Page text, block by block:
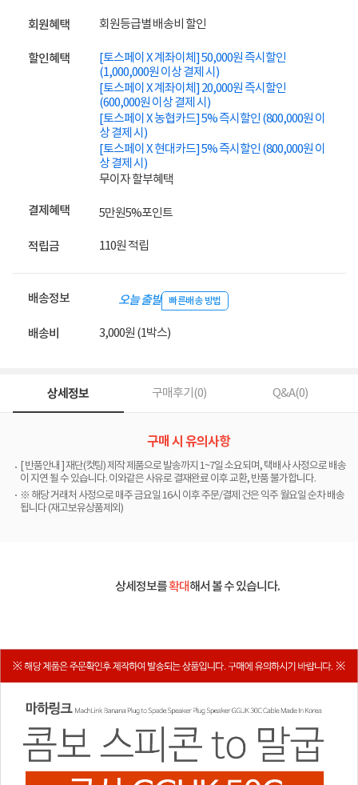
회원혜택 회원등급별 배송비 할인
할인혜택
[토스페이 X 계좌이체] 50,000원 즉시할인
(1,000,000원 이상 결제 시)
[토스페이 X 계좌이체] 20,000원 즉시할인
(600,000원 이상 결제 시)
[토스페이 X 농협카드] 5% 즉시할인 (800,000원 이
상 결제 시)
[토스페이 X 현대카드] 5% 즉시할인 (800,000원 이
상 결제 시)
무이자 할부혜택
결제혜택 5만원5%포인트
적립금 110원 적립
배송정보 오늘 출발 빠른배송 방법
배송비 3,000원 (1박스)
상세정보 구매후기(0) Q&A(0)
구매 시 유의사항
[ 반품안내 ] 재단(컷팅) 제작 제품으로 발송까지 1~7일 소요되며, 택배사 사정으로 배송
이 지연 될 수 있습니다. 이와같은 사유로 결재완료 이후 교환, 반품 불가합니다.
※ 해당 거래처 사정으로 매주 금요일 16시 이후 주문/결제 건은 익주 월요일 순차 배송
됩니다 (재고보유상품제외)
상세정보를확대해서 볼 수 있습니다.